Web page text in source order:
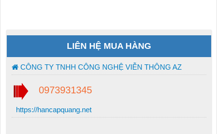
LIÊN HỆ MUA HÀNG
CÔNG TY TNHH CÔNG NGHỆ VIỄN THÔNG AZ
0973931345
https://hancapquang.net